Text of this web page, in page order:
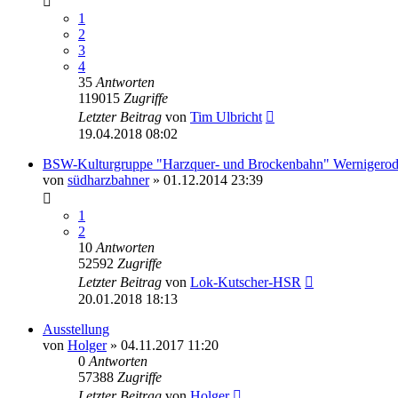
1
2
3
4
35 Antworten
119015 Zugriffe
Letzter Beitrag von Tim Ulbricht
19.04.2018 08:02
BSW-Kulturgruppe "Harzquer- und Brockenbahn"
von südharzbahner» 01.12.2014 23:39
1
2
10 Antworten
52592 Zugriffe
Letzter Beitrag von Lok-Kutscher-HSR
20.01.2018 18:13
Ausstellung
von Holger» 04.11.2017 11:20
0 Antworten
57388 Zugriffe